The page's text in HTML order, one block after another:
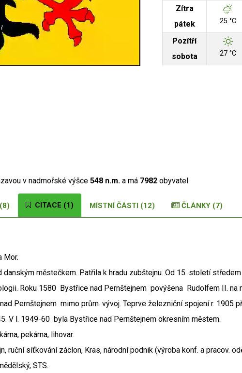
Autor / Zdroj: RUIAN
Zítra
pátek
25 °C
Pozítří
sobota
27 °C
v nadmořské výšce 548 n.m. a má 7982 obyvatel.
CITACE (1) MÍSTNÍ ČÁSTI (12) ČLÁNKY (7)
Mor.
danským městečkem. Patřila k hradu zubštejnu. Od 15. století
Roku 1580 Bystřice nad Pernštejnem povýšena Rudolfem II. na
Pernštejnem mimo prům. vývoj. Teprve železniční spojení r. 1905
V l. 1949-60 byla Bystřice nad Pernštejnem okresním městem.
pekárna, lihovar.
síťkování záclon, Kras, národní podnik (výroba konf. a pracov.
STS.